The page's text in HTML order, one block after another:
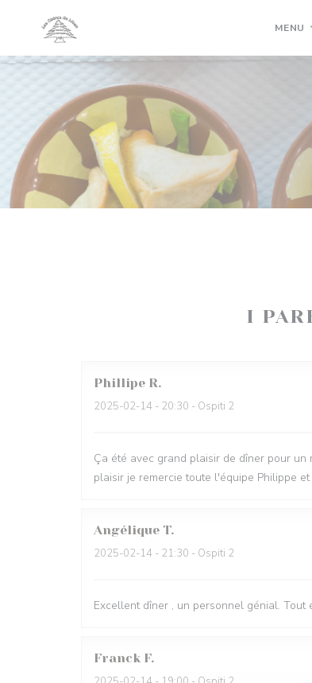
MENU
I
Phillipe R
2025-02-14 - 20:30 - Ospiti 2
Ça été avec grand plaisir de dîner pour
plaisir je remercie toute l'équipe Philippe
Angélique T
2025-02-14 - 21:30 - Ospiti 2
Excellent dîner , un personnel génial. Tout
Franck F